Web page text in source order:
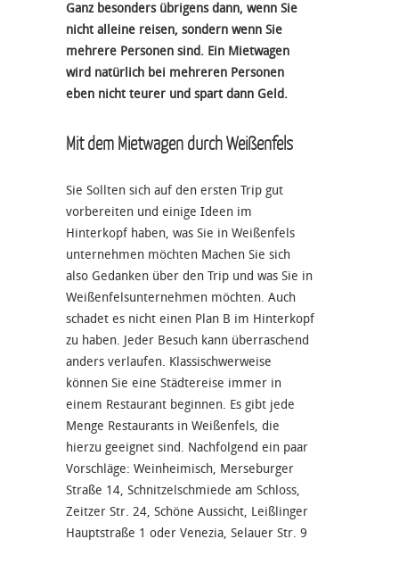
Ganz besonders übrigens dann, wenn Sie
nicht alleine reisen, sondern wenn Sie
mehrere Personen sind. Ein Mietwagen
wird natürlich bei mehreren Personen
eben nicht teurer und spart dann Geld.
Mit dem Mietwagen durch Weißenfels
Sie Sollten sich auf den ersten Trip gut
vorbereiten und einige Ideen im
Hinterkopf haben, was Sie in Weißenfels
unternehmen möchten Machen Sie sich
also Gedanken über den Trip und was Sie in
Weißenfelsunternehmen möchten. Auch
schadet es nicht einen Plan B im Hinterkopf
zu haben. Jeder Besuch kann überraschend
anders verlaufen. Klassischwerweise
können Sie eine Städtereise immer in
einem Restaurant beginnen. Es gibt jede
Menge Restaurants in Weißenfels, die
hierzu geeignet sind. Nachfolgend ein paar
Vorschläge: Weinheimisch, Merseburger
Straße 14, Schnitzelschmiede am Schloss,
Zeitzer Str. 24, Schöne Aussicht, Leißlinger
Hauptstraße 1 oder Venezia, Selauer Str. 9